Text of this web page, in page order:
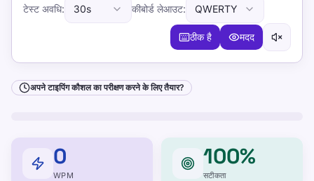
टेस्ट अवधि: 30s कीबोर्ड लेआउट: QWERTY
ठीक है मदद
अपने टाइपिंग कौशल का परीक्षण करने के लिए तैयार?
0
WPM
100%
सटीकता